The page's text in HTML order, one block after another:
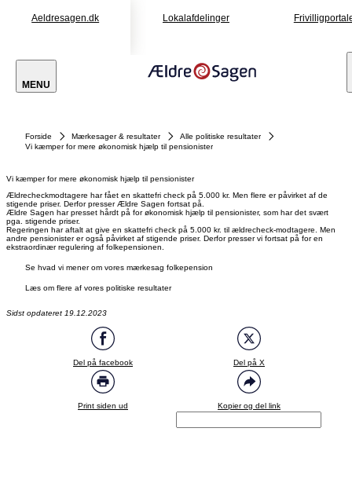
Aeldresagen.dk Lokalafdelinger
MENU
Forside Mærkesager & resultater
Alle politiske resultater
Vi kæmper for mere økonomisk hjælp til pensionister
Vi kæmper for mere økonomisk hjælp til pensionister
Ældrecheckmodtagere har fået en skattefri check på 5.000 kr. Men flere er påvirket af de
stigende priser. Derfor presser Ældre Sagen fortsat på.
Ældre Sagen har presset hårdt på for økonomisk hjælp til pensionister, som har det svært
pga. stigende priser.
Regeringen har aftalt at give en skattefri check på 5.000 kr. til ældrecheck-modtagere. Men
andre pensionister er også påvirket af stigende priser. Derfor presser vi fortsat på for en
ekstraordinær regulering af folkepensionen.
Se hvad vi mener om vores mærkesag folkepension
Læs om flere af vores politiske resultater
Sidst opdateret 19.12.2023
Del på facebook Del på X
Print siden ud Kopier og del link